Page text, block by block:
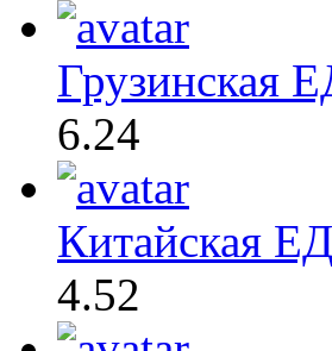
Грузинская
6.24
Китайская
4.52